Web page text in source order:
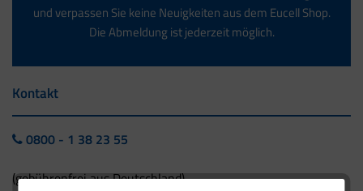
und verpassen Sie keine Neuigkeiten aus dem Eucell Shop.
Die Abmeldung ist jederzeit möglich.
Kontakt
0800 - 1 38 23 55
(gebührenfrei aus Deutschland)